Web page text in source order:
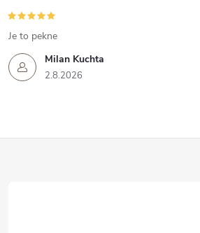
Milan Kuchta
2.8.2026
Je to pekne